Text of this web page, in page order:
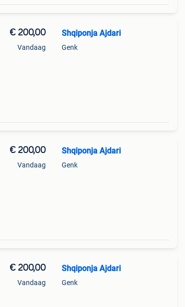
€ 200,00
Vandaag
Shqiponja Ajdari
Genk
€ 200,00
Vandaag
Shqiponja Ajdari
Genk
€ 200,00
Vandaag
Shqiponja Ajdari
Genk